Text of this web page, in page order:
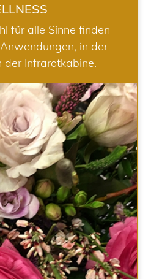
für alle Sinne finden
in der
der Infrarotkabine.